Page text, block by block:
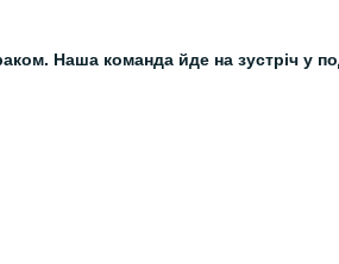
Наша команда йде на зустріч у